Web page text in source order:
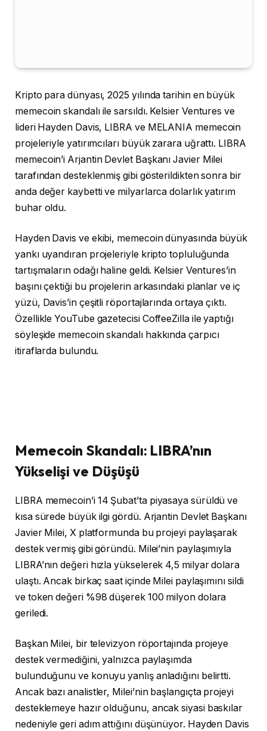
Kripto para dünyası, 2025 yılında tarihin en büyük
memecoin skandalı ile sarsıldı. Kelsier Ventures ve
lideri Hayden Davis, LIBRA ve MELANIA memecoin
projeleriyle yatırımcıları büyük zarara uğrattı. LIBRA
memecoin’i Arjantin Devlet Başkanı Javier Milei
tarafından desteklenmiş gibi gösterildikten sonra bir
anda değer kaybetti ve milyarlarca dolarlık yatırım
buhar oldu.
Hayden Davis ve ekibi, memecoin dünyasında büyük
yankı uyandıran projeleriyle kripto topluluğunda
tartışmaların odağı haline geldi. Kelsier Ventures’in
başını çektiği bu projelerin arkasındaki planlar ve iç
yüzü, Davis’in çeşitli röportajlarında ortaya çıktı.
Özellikle YouTube gazetecisi CoffeeZilla ile yaptığı
söyleşide memecoin skandalı hakkında çarpıcı
itiraflarda bulundu.
Memecoin Skandalı: LIBRA’nın
Yükselişi ve Düşüşü
LIBRA memecoin’i 14 Şubat’ta piyasaya sürüldü ve
kısa sürede büyük ilgi gördü. Arjantin Devlet Başkanı
Javier Milei, X platformunda bu projeyi paylaşarak
destek vermiş gibi göründü. Milei’nin paylaşımıyla
LIBRA’nın değeri hızla yükselerek 4,5 milyar dolara
ulaştı. Ancak birkaç saat içinde Milei paylaşımını sildi
ve token değeri %98 düşerek 100 milyon dolara
geriledi.
Başkan Milei, bir televizyon röportajında projeye
destek vermediğini, yalnızca paylaşımda
bulunduğunu ve konuyu yanlış anladığını belirtti.
Ancak bazı analistler, Milei’nin başlangıçta projeyi
desteklemeye hazır olduğunu, ancak siyasi baskılar
nedeniyle geri adım attığını düşünüyor. Hayden Davis